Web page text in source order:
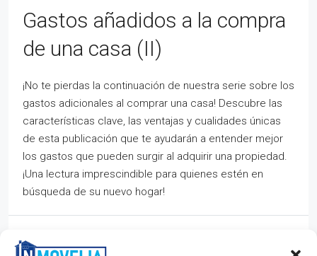
Gastos añadidos a la compra
de una casa (II)
¡No te pierdas la continuación de nuestra serie sobre los
gastos adicionales al comprar una casa! Descubre las
características clave, las ventajas y cualidades únicas
de esta publicación que te ayudarán a entender mejor
los gastos que pueden surgir al adquirir una propiedad.
¡Una lectura imprescindible para quienes estén en
búsqueda de su nuevo hogar!